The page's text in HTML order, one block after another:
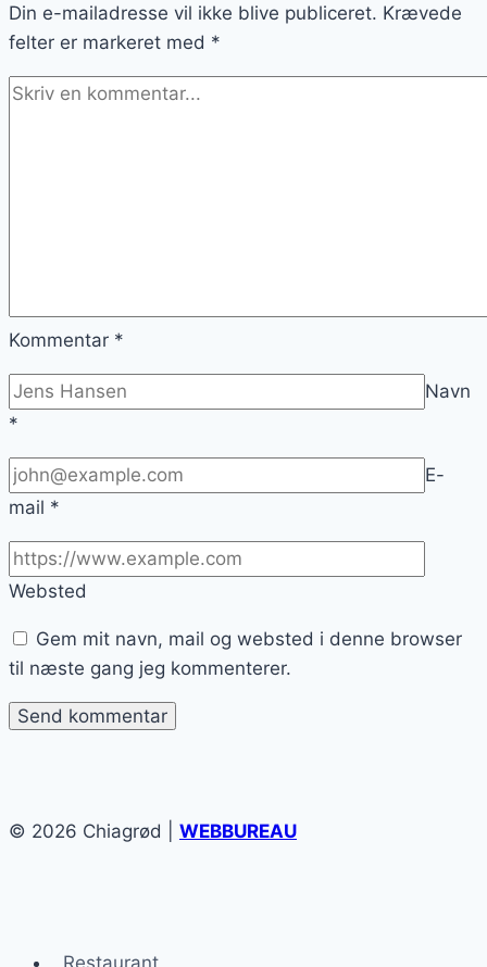
eftermiddagssnack
Din e-mailadresse vil ikke blive publiceret. Krævede
felter er markeret med *
Kommentar *
Navn
*
E-
mail *
Websted
Gem mit navn, mail og websted i denne browser
til næste gang jeg kommenterer.
© 2026 Chiagrød | WEBBUREAU
Restaurant